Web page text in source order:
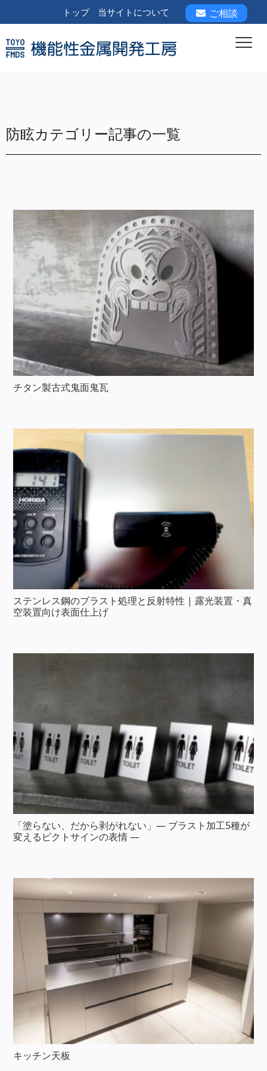
トップ 当サイトについて ご相談
防眩カテゴリー記事の一覧
チタン製古式鬼面鬼瓦
ステンレス鋼のブラスト処理と反射特性 | 露光装置・真
空装置向け表面仕上げ
「塗らない、だから剥がれない」― ブラスト加工5種が
変えるピクトサインの表情 ―
キッチン天板